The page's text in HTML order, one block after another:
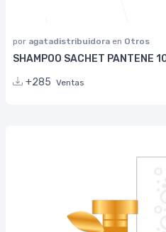
por agatadistribuidora en Otros
SHAMPOO SACHET PANTENE
+285 Ventas